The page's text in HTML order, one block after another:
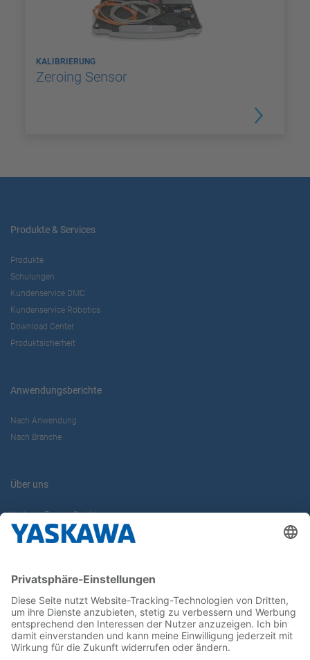
KALIBRIERUNG
Zeroing Sensor
Produkte & Services
Produkte
Schulungen
Kundenservice DMC
Kundenservice Robotics
Download Center
Produktsicherheit
Anwendungsberichte
Nach Anwendung
Nach Branche
Über uns
Yaskawa Europe GmbH
Karriere
Newsletter